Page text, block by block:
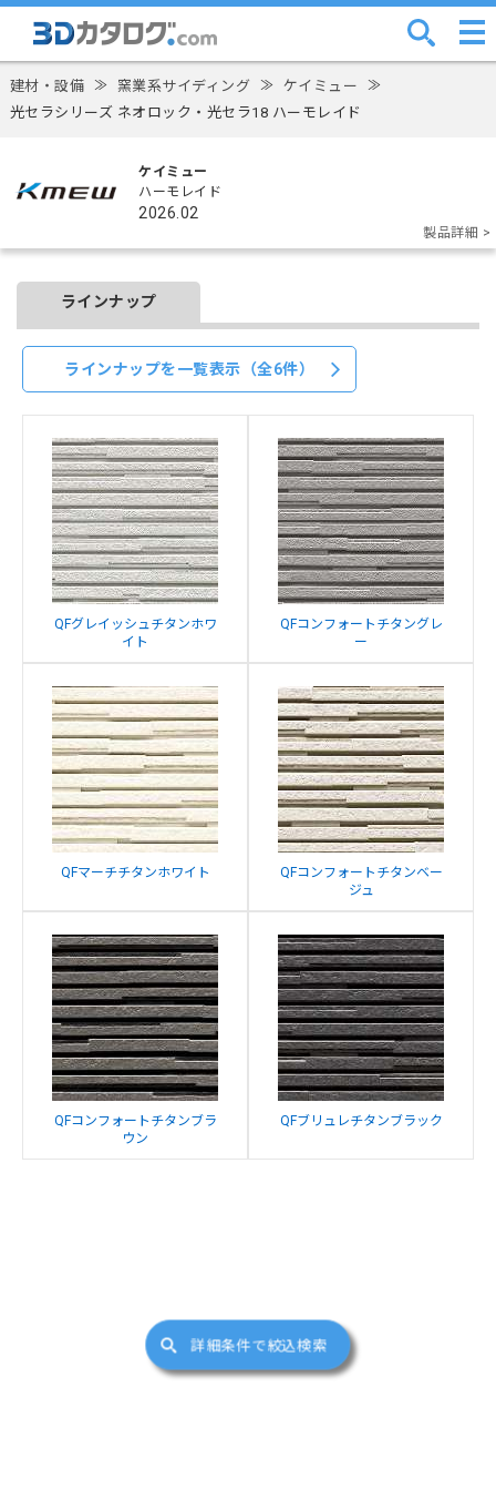
建材・設備 ≫ 窯業系サイディング ≫ ケイミュー ≫
光セラシリーズ ネオロック・光セラ18 ハーモレイド
ケイミュー
ハーモレイド
2026.02
製品詳細 >
ラインナップ
ラインナップを一覧表示（全6件）
QFグレイッシュチタンホワ
イト
QFコンフォートチタングレ
ー
QFマーチチタンホワイト
QFコンフォートチタンベー
ジュ
QFコンフォートチタンブラ
ウン
QFブリュレチタンブラック
詳細条件で絞込検索